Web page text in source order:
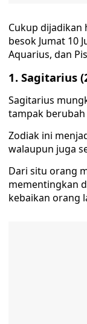
Cukup dijadikan
besok Jumat 10
Aquarius, dan
1. Sagitarius
Sagitarius
tampak
Zodiak ini
walaupun juga
Dari situ orang
mementingkan
kebaikan orang